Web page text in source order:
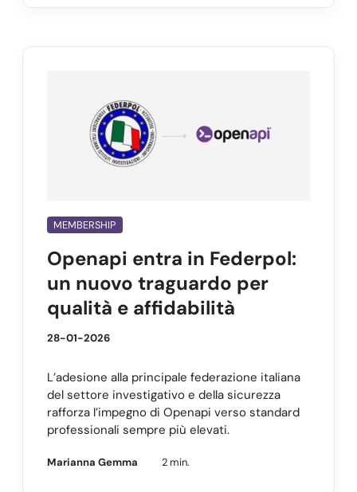
MEMBERSHIP
Openapi entra in Federpol:
un nuovo traguardo per
qualità e affidabilità
28-01-2026
L’adesione alla principale federazione italiana
del settore investigativo e della sicurezza
rafforza l’impegno di Openapi verso standard
professionali sempre più elevati.
Marianna Gemma 2 min.